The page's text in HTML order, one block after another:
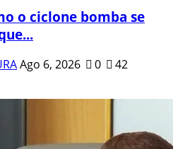
o ciclone bomba se
Ago 6, 2026 0 42